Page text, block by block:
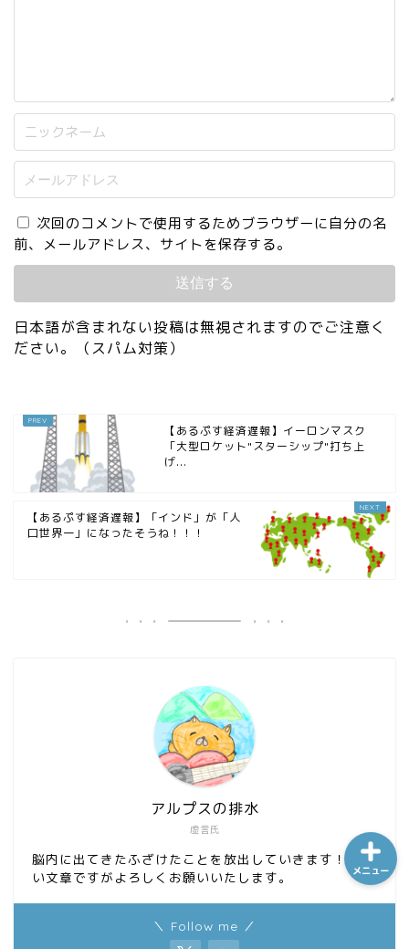
次回のコメントで使用するためブラウザーに自分の名
前、メールアドレス、サイトを保存する。
日本語が含まれない投稿は無視されますのでご注意く
ださい。（スパム対策）
【あるぷす経済遅報】イーロンマスク
「大型ロケット"スターシップ"打ち上
げ...
【あるぷす経済遅報】「インド」が「人
口世界一」になったそうね！！！
虚言氏
アルプスの排水
脳内に出てきたふざけたことを放出していきます！ 拙
い文章ですがよろしくお願いいたします。
＼ Follow me ／
メニュー